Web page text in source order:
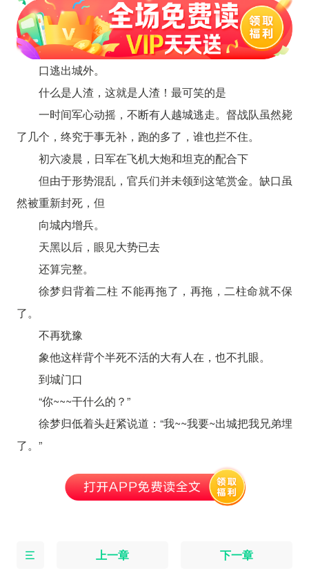
口逃出城外。
什么是人渣，这就是人渣！最可笑的是
一时间军心动摇，不断有人越城逃走。督战队虽然毙
了几个，终究于事无补，跑的多了，谁也拦不住。
初六凌晨，日军在飞机大炮和坦克的配合下
但由于形势混乱，官兵们并未领到这笔赏金。缺口虽
然被重新封死，但
向城内增兵。
天黑以后，眼见大势已去
还算完整。
徐梦归背着二柱 不能再拖了，再拖，二柱命就不保
了。
不再犹豫
象他这样背个半死不活的大有人在，也不扎眼。
到城门口
“你~~~干什么的？”
徐梦归低着头赶紧说道：“我~~我要~出城把我兄弟埋
了。”
上一章 下一章